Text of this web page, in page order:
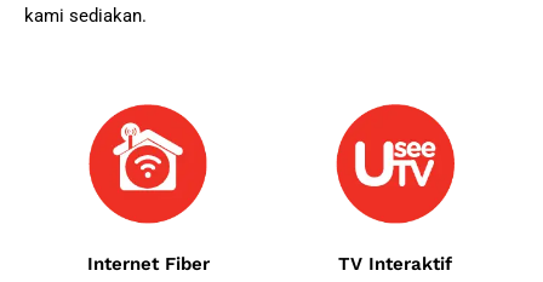
kami sediakan.
Internet Fiber TV Interaktif